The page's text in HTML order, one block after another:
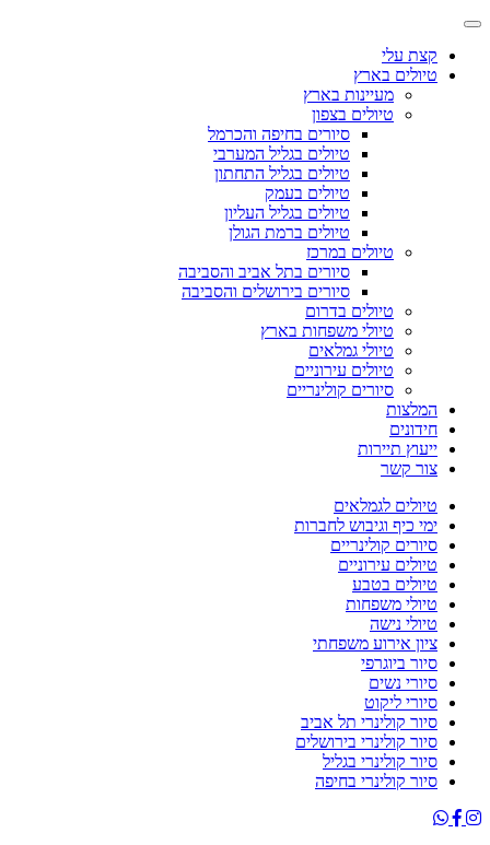
קצת עלי
טיולים בארץ
מעיינות בארץ
טיולים בצפון
סיורים בחיפה והכרמל
טיולים בגליל המערבי
טיולים בגליל התחתון
טיולים בעמק
טיולים בגליל העליון
טיולים ברמת הגולן
טיולים במרכז
סיורים בתל אביב והסביבה
סיורים בירושלים והסביבה
טיולים בדרום
טיולי משפחות בארץ
טיולי גמלאים
טיולים עירוניים
סיורים קולינריים
המלצות
חידונים
ייעוץ תיירות
צור קשר
טיולים לגמלאים
ימי כיף וגיבוש לחברות
סיורים קולינריים
טיולים עירוניים
טיולים בטבע
טיולי משפחות
טיולי נישה
ציון אירוע משפחתי
סיור ביוגרפי
סיורי נשים
סיורי ליקוט
סיור קולינרי תל אביב
סיור קולינרי בירושלים
סיור קולינרי בגליל
סיור קולינרי בחיפה